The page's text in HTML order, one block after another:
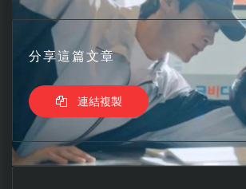
分享這篇文章
連結複製